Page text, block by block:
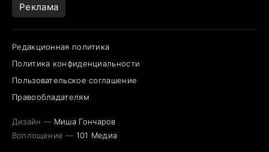
Реклама
Редакционная политика
Политика конфиденциальности
Пользовательское соглашение
Правообладателям
Дизайн — Миша Гончаров
Воплощение — 101 Медиа